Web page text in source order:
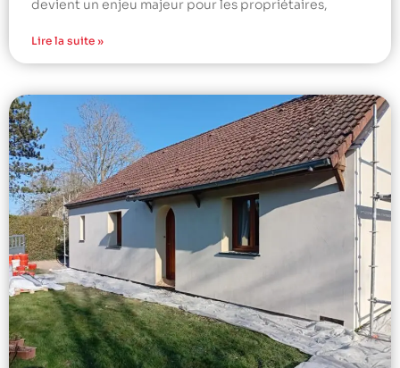
devient un enjeu majeur pour les propriétaires,
Lire la suite »